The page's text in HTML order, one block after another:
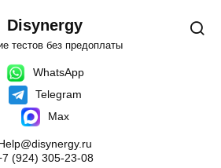
Disynergy
тестов без предоплаты
WhatsApp
Telegram
Max
(924) 305-23-08